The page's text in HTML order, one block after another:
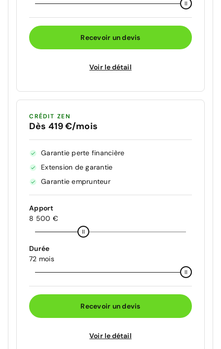
Recevoir un devis
Voir le détail
CRÉDIT ZEN
Dès 419 €/mois
Garantie perte financière
Extension de garantie
Garantie emprunteur
Apport
8 500 €
Durée
72 mois
Recevoir un devis
Voir le détail